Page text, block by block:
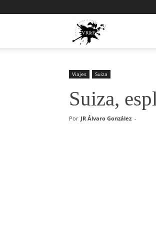
y
Viajes Suiza
Suiza,
Por JR Álvaro González -